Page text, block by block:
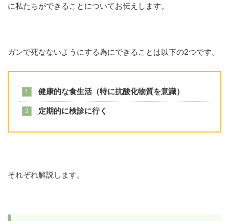
に私たちができることについてお伝えします。
ガンで死なないようにする為にできることは以下の2つです。
健康的な食生活（特に抗酸化物質を意識）
定期的に検診に行く
それぞれ解説します。